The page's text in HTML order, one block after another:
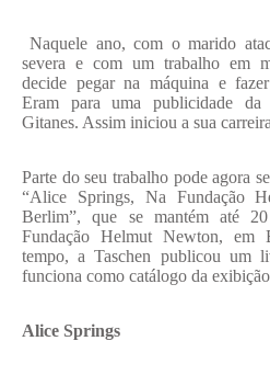
Naquele ano, com o marido
severa e com um trabalho em
decide pegar na máquina e
Eram para uma publicidade da
Gitanes. Assim iniciou a sua
​Parte do seu trabalho pode agora
“Alice Springs, Na Fundação
Berlim”, que se mantém até
Fundação Helmut Newton, em
tempo, a Taschen publicou um
funciona como catálogo da
Alice Springs